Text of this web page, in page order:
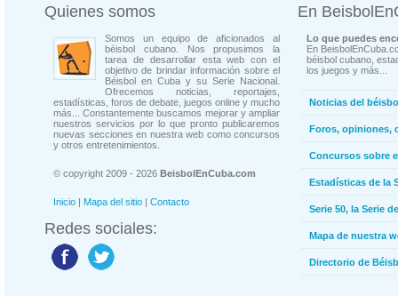
Quienes somos
Somos un equipo de aficionados al
béisbol cubano. Nos propusimos la
tarea de desarrollar esta web con el
objetivo de brindar información sobre el
Béisbol en Cuba y su Serie Nacional.
Ofrecemos noticias, reportajes,
estadísticas, foros de debate, juegos online y mucho
más... Constantemente buscamos mejorar y ampliar
nuestros servicios por lo que pronto publicaremos
nuevas secciones en nuestra web como concursos
y otros entretenimientos.
© copyright 2009 - 2026 BeisbolEnCuba.com
Inicio | Mapa del sitio | Contacto
Redes sociales:
En
Lo que puedes
En
béisbol cubano,
los juegos y más...
Noticias del
Foros, opiniones,
Concursos sobre
Estadísticas de la
Serie 50, la Serie
Mapa de nuestra
Directorio de